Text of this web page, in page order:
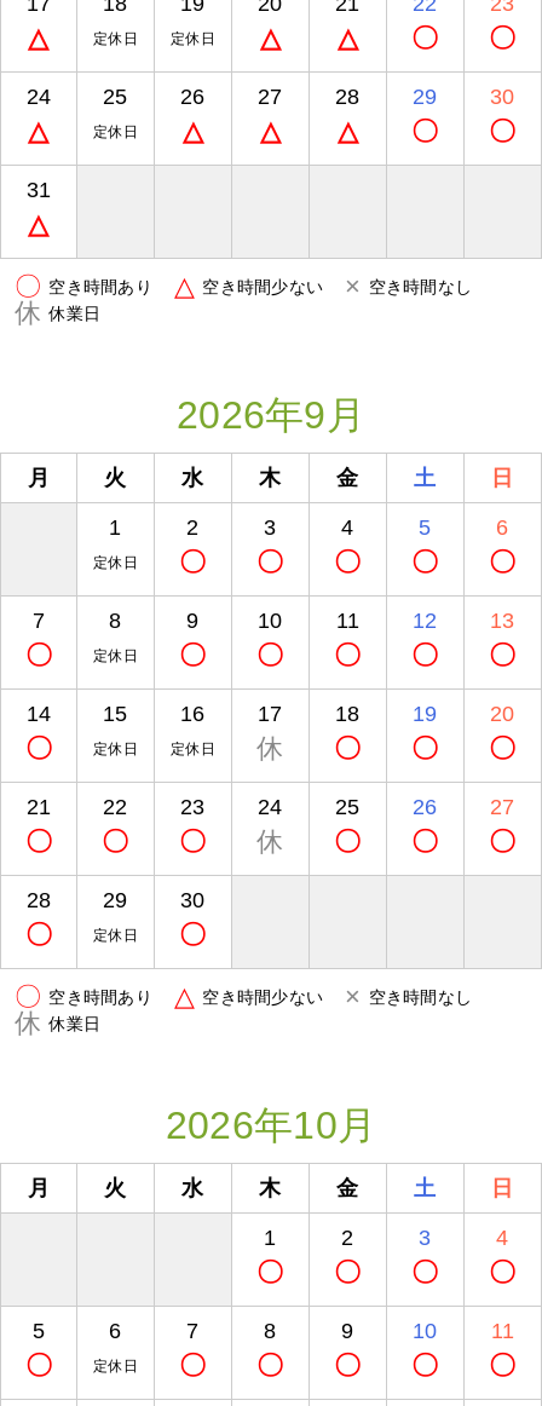
△ 定休日 定休日 △ △ 〇 〇
24
△
25
定休日
26
△
27
△
28
△
29
〇
30
〇
31
△
〇 空き時間あり △ 空き時間少ない × 空き時間なし
休 休業日
2026年9月
月 火 水 木 金 土 日
1
定休日
2
〇
3
〇
4
〇
5
〇
6
〇
7
〇
8
定休日
9
〇
10
〇
11
〇
12
〇
13
〇
14
〇
15
定休日
16
定休日
17
休
18
〇
19
〇
20
〇
21
〇
22
〇
23
〇
24
休
25
〇
26
〇
27
〇
28
〇
29
定休日
30
〇
〇 空き時間あり △ 空き時間少ない × 空き時間なし
休 休業日
2026年10月
月 火 水 木 金 土 日
1
〇
2
〇
3
〇
4
〇
5
〇
6
定休日
7
〇
8
〇
9
〇
10
〇
11
〇